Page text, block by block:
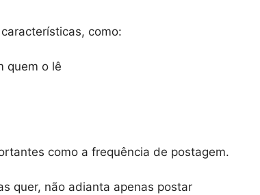
como:
quem o lê
como a frequência de postagem.
quer, não adianta apenas postar